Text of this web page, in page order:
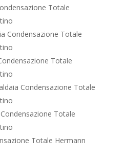
Totale
Condensazione Totale
Totale
Condensazione Totale
Totale
Totale Hermann